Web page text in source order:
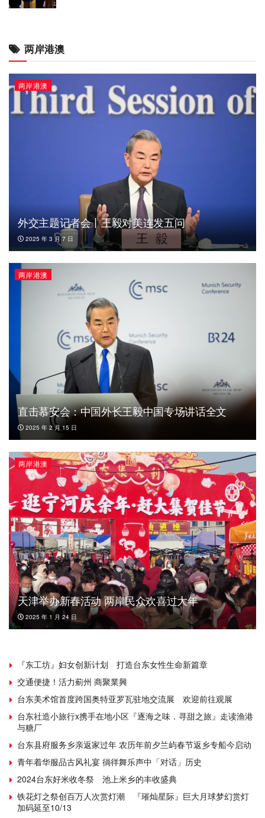
两岸港澳
两岸港澳
外交主题记者会丨王毅对美连发五问
2025 年 3 月 7 日
两岸港澳
直击慕安会：中国外长王毅中国专场讲话全文
2025 年 2 月 15 日
两岸港澳
天津举办新春活动 两岸民众欢喜过大年
2025 年 1 月 24 日
『东工坊』妇女创新计划 打造台东女性生命新篇章
交通便捷！活力薊州 商聚業興
台东美术馆首度跨国奥特亚罗瓦驻地交流展 欢迎前往观展
台东社造小旅行x携手在地小区『逐海之味．寻甜之旅』走读渔港
与糖厂
台东县府服务乡亲返家过年 农历年前夕兰屿春节返乡专船今启动
青年着华服品古风礼宴 徜徉舞乐声中「对话」历史
2024台东好米收冬祭 池上米乡的丰收盛典
铁花灯之祭创百万人次赏灯潮 『璀灿星际』巨大月球梦幻赏灯
加码延至10/13